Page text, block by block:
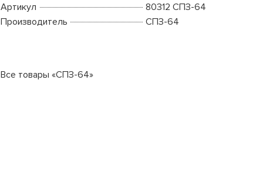
Артикул
80312 СПЗ-64
Производитель
СПЗ-64
Все товары «СПЗ-64»